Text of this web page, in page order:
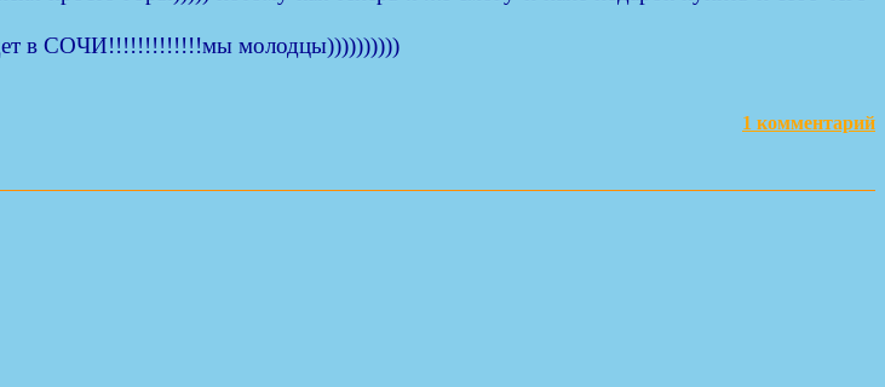
в СОЧИ!!!!!!!!!!!!!мы молодцы))))))))))
1 комментарий